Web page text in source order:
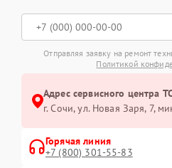
Отправляя заявку на ремонт
Политикой
Адрес сервисного центра
г. Сочи, ул. Новая Заря, 7,
Горячая линия
+7 (800) 301-55-83